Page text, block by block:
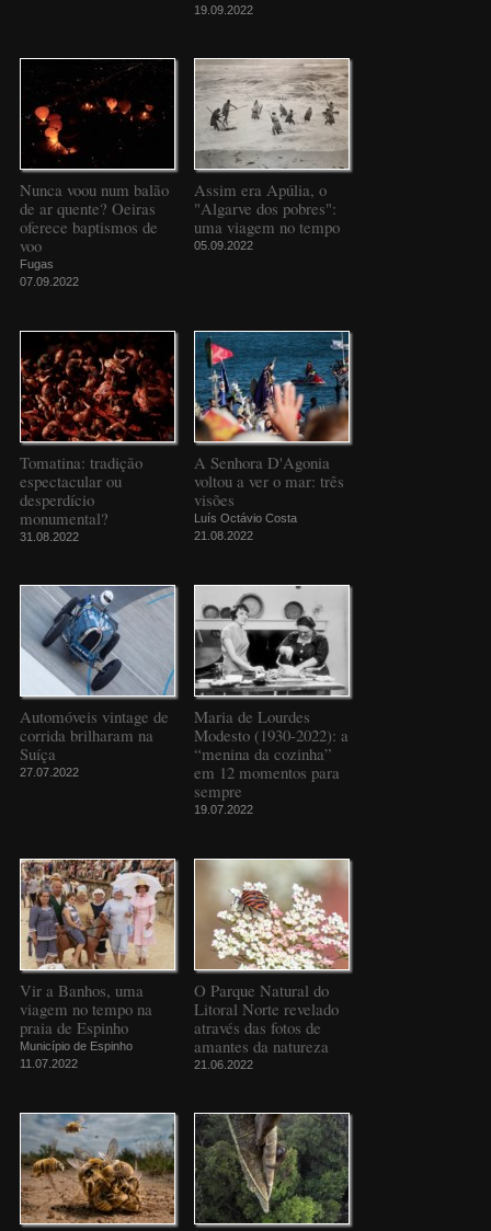
19.09.2022
Nunca voou num balão
de ar quente? Oeiras
oferece baptismos de
voo
Fugas
07.09.2022
Assim era Apúlia, o
"Algarve dos pobres":
uma viagem no tempo
05.09.2022
Tomatina: tradição
espectacular ou
desperdício
monumental?
31.08.2022
A Senhora D'Agonia
voltou a ver o mar: três
visões
Luís Octávio Costa
21.08.2022
Automóveis vintage de
corrida brilharam na
Suíça
27.07.2022
Maria de Lourdes
Modesto (1930-2022): a
“menina da cozinha”
em 12 momentos para
sempre
19.07.2022
Vir a Banhos, uma
viagem no tempo na
praia de Espinho
Município de Espinho
11.07.2022
O Parque Natural do
Litoral Norte revelado
através das fotos de
amantes da natureza
21.06.2022